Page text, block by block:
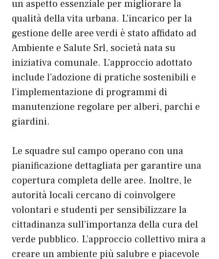
un aspetto essenziale per migliorare la
qualità della vita urbana. L’incarico per la
gestione delle aree verdi è stato affidato ad
Ambiente e Salute Srl, società nata su
iniziativa comunale. L’approccio adottato
include l’adozione di pratiche sostenibili e
l’implementazione di programmi di
manutenzione regolare per alberi, parchi e
giardini.
Le squadre sul campo operano con una
pianificazione dettagliata per garantire una
copertura completa delle aree. Inoltre, le
autorità locali cercano di coinvolgere
volontari e studenti per sensibilizzare la
cittadinanza sull’importanza della cura del
verde pubblico. L’approccio collettivo mira a
creare un ambiente più salubre e piacevole